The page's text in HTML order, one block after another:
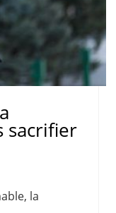
sacrifier
la